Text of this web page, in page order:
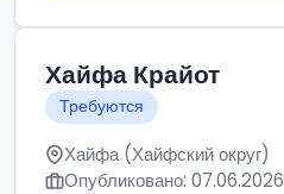
Хайфа Крайот
Требуются
Хайфа (Хайфский округ)
Опубликовано: 07.06.2026